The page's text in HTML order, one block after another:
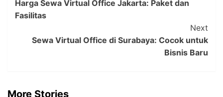
Navigation
Harga Sewa Virtual Office Jakarta: Paket dan
Fasilitas
Next
Sewa Virtual Office di Surabaya: Cocok untuk
Bisnis Baru
More Stories